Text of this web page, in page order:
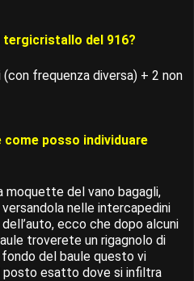
tergicristallo del 916?
frequenza diversa) + 2 non
come posso individuare
moquette del vano bagagli,
nelle intercapedini
ecco che dopo alcuni
troverete un rigagnolo di
del baule questo vi
posto esatto dove si infiltra